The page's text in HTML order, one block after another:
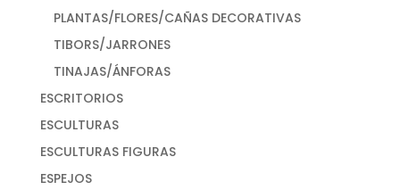
PLANTAS/FLORES/CAÑAS DECORATIVAS
TIBORS/JARRONES
TINAJAS/ÁNFORAS
ESCRITORIOS
ESCULTURAS
ESCULTURAS FIGURAS
ESPEJOS